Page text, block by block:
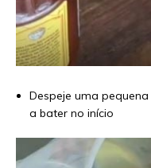
Despeje uma
a bater no início